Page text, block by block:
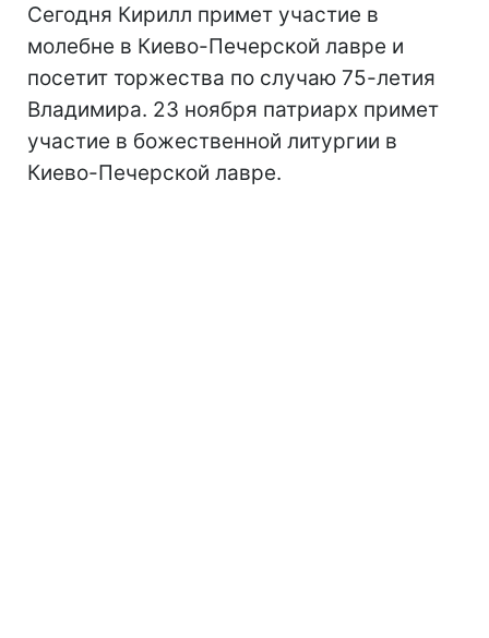
Сегодня Кирилл примет участие в
молебне в Киево-Печерской лавре и
посетит торжества по случаю 75-летия
Владимира. 23 ноября патриарх примет
участие в божественной литургии в
Киево-Печерской лавре.